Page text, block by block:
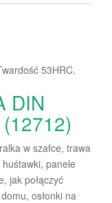
53HRC.
DIN
w szafce, trawa
huśtawki, panele
jak połączyć
osłonki na